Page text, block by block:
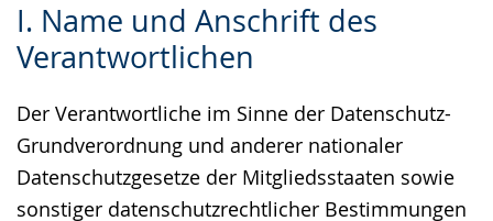
I. Name und Anschrift des
Verantwortlichen
Der Verantwortliche im Sinne der Datenschutz-
Grundverordnung und anderer nationaler
Datenschutzgesetze der Mitgliedsstaaten sowie
sonstiger datenschutzrechtlicher Bestimmungen
Leichten
Sprache
Audio-
Unterstützung.
Video
in
Gebärdensprache
wird
angezeigt.